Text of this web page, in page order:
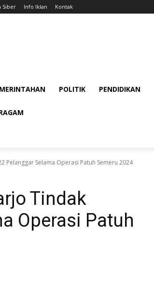
Siber Info Iklan Kontak
POLITIK PENDIDIKAN
Pelanggar Selama Operasi Patuh Semeru 2024
Tindak
Operasi Patuh